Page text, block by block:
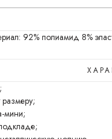
92% полиамид 8%
размеру;
мини;